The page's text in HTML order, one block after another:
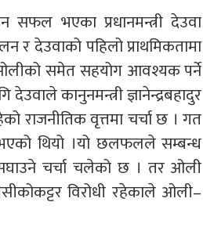
सफल भएका प्रधानमन्त्री देउवा
देउवाको पहिलो प्राथमिकतामा
ओलीको समेत सहयोग आवश्यक पर्ने
कानुनमन्त्री ज्ञानेन्द्रबहादुर
राजनीतिक वृत्तमा चर्चा छ । गत
थियो ।यो छलफलले सम्बन्ध
चर्चा चलेको छ । तर ओली
विरोधी रहेकाले ओली–